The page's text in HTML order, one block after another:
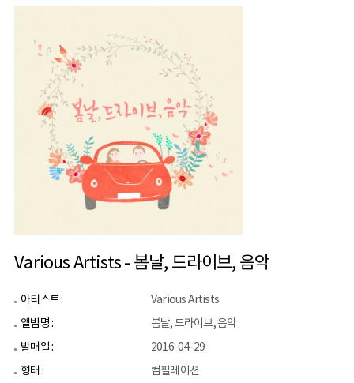
Various Artists - 봄날, 드라이브, 음악
아티스트 :
Various Artists
앨범명 :
봄날, 드라이브, 음악
발매일 :
2016-04-29
형태 :
컴필레이션